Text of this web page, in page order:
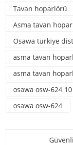
Tavan hoparlörü
Asma tavan
Osawa türkiye
asma tavan
asma tavan
osawa osw-624
osawa osw-624